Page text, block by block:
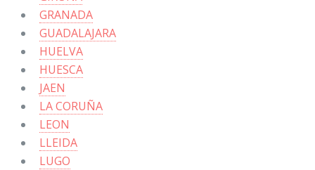
GRANADA
GUADALAJARA
HUELVA
HUESCA
JAEN
LA CORUÑA
LEON
LLEIDA
LUGO